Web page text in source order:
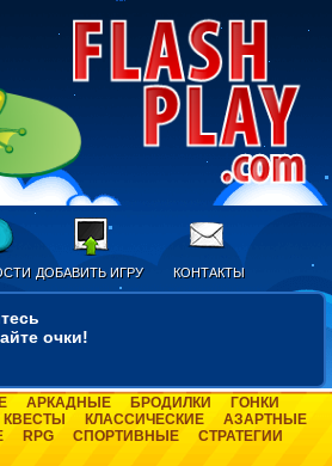
ДОБАВИТЬ ИГРУ КОНТАКТЫ
очки!
АРКАДНЫЕ БРОДИЛКИ
ГОНКИ
КВЕСТЫ КЛАССИЧЕСКИЕ
АЗАРТНЫЕ
RPG СПОРТИВНЫЕ
СТРАТЕГИИ